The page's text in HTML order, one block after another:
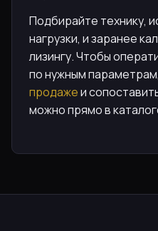
Подбирайте технику,
нагрузки, и заранее
лизингу. Чтобы
по нужным параметрам,
продажеи
можно прямо в